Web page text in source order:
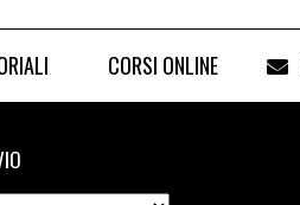
CORSI ONLINE